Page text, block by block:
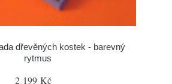
dřevěných kostek - barevný
rytmus
2 199 Kč